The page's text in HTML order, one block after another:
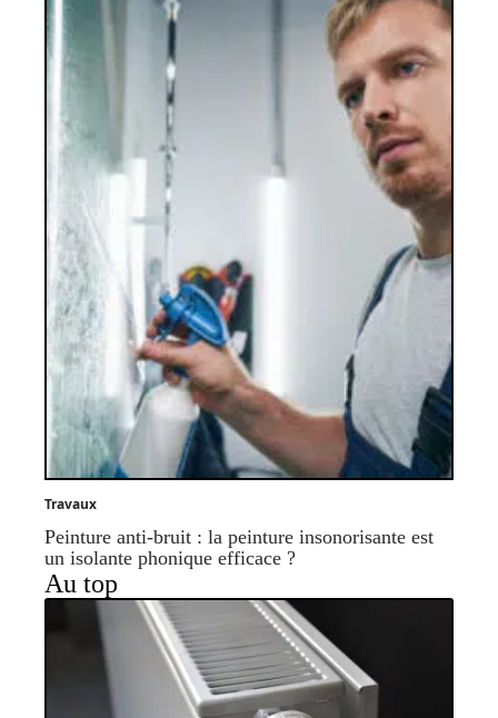
Travaux
Peinture anti-bruit : la peinture insonorisante est
un isolante phonique efficace ?
Au top